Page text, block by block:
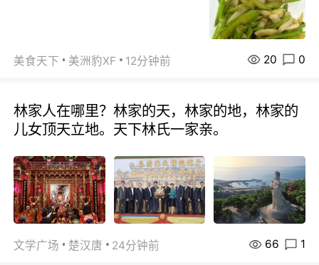
美食天下 美洲豹XF 12分钟前 20 0
林家人在哪里？林家的天，林家的地，林家的
儿女顶天立地。天下林氏一家亲。
文学广场 楚汉唐 24分钟前 66 1